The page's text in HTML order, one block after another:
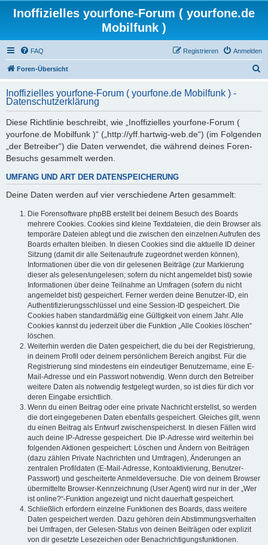
Inoffizielles yourfone-Forum ( yourfone.de
Mobilfunk )
FAQ Anmelden
Registrieren
Foren-Übersicht
h
Inoffizielles yourfone-Forum ( yourfone.de Mobilfunk ) -
Datenschutzerklärung
Diese Richtlinie beschreibt, wie „Inoffizielles yourfone-Forum (
yourfone.de Mobilfunk )“ („http://yff.hartwig-web.de“) (im Folgenden
„der Betreiber“) die Daten verwendet, die während deines Foren-
Besuchs gesammelt werden.
UMFANG UND ART DER DATENSPEICHERUNG
Deine Daten werden auf vier verschiedene Arten gesammelt:
Die Forensoftware phpBB erstellt bei deinem Besuch des Boards
mehrere Cookies. Cookies sind kleine Textdateien, die dein Browser als
temporäre Dateien ablegt und die zwischen den einzelnen Aufrufen des
Boards erhalten bleiben. In diesen Cookies sind die aktuelle ID deiner
Sitzung (damit dir alle Seitenaufrufe zugeordnet werden können),
Informationen über die von dir gelesenen Beiträge (zur Markierung
dieser als gelesen/ungelesen; sofern du nicht angemeldet bist) sowie
Informationen über deine Teilnahme an Umfragen (sofern du nicht
angemeldet bist) gespeichert. Ferner werden deine Benutzer-ID, ein
Authentifizierungsschlüssel und eine Session-ID gespeichert. Die
Cookies haben standardmäßig eine Gültigkeit von einem Jahr. Alle
Cookies kannst du jederzeit über die Funktion „Alle Cookies löschen“
löschen.
Weiterhin werden die Daten gespeichert, die du bei der Registrierung,
in deinem Profil oder deinem persönlichem Bereich angibst. Für die
Registrierung sind mindestens ein eindeutiger Benutzername, eine E-
Mail-Adresse und ein Passwort notwendig. Wenn durch den Betreiber
weitere Daten als notwendig festgelegt wurden, so ist dies für dich vor
deren Eingabe ersichtlich.
Wenn du einen Beitrag oder eine private Nachricht erstellst, so werden
die dort eingegebenen Daten ebenfalls gespeichert. Gleiches gilt, wenn
du einen Beitrag als Entwurf zwischenspeicherst. In diesen Fällen wird
auch deine IP-Adresse gespeichert. Die IP-Adresse wird weiterhin bei
folgenden Aktionen gespeichert: Löschen und Ändern von Beiträgen
(dazu zählen Private Nachrichten und Umfragen), Änderungen an
zentralen Profildaten (E-Mail-Adresse, Kontoaktivierung, Benutzer-
Passwort) und gescheiterte Anmeldeversuche. Die von deinem Browser
übermittelte Browser-Kennzeichnung (User Agent) wird nur in der „Wer
ist online?“-Funktion angezeigt und nicht dauerhaft gespeichert.
Schließlich erfordern einzelne Funktionen des Boards, dass weitere
Daten gespeichert werden. Dazu gehören dein Abstimmungsverhalten
bei Umfragen, der Gelesen-Status von deinen Beiträgen oder explizit
von dir gesetzte Lesezeichen oder Benachrichtigungsfunktionen.